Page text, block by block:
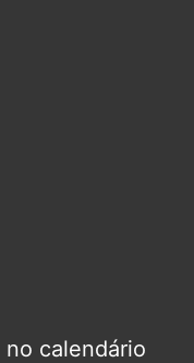
calendário